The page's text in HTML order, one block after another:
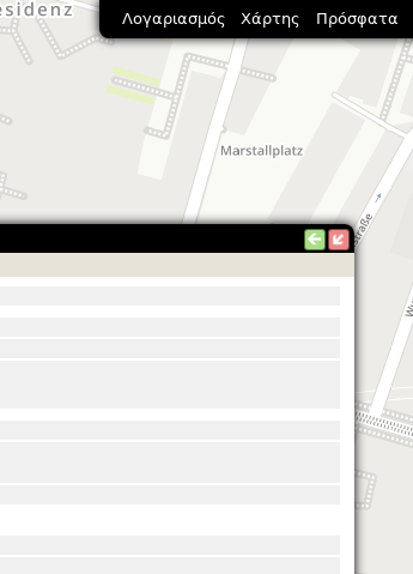
Λογαριασμός Χάρτης Πρόσφατα